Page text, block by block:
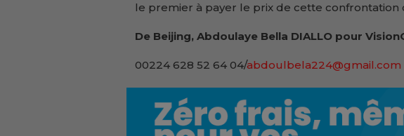
le premier à payer le prix de cette confrontation
De Beijing, Abdoulaye Bella DIALLO pour
00224 628 52 64 04/abdoulbela224@gmail.com